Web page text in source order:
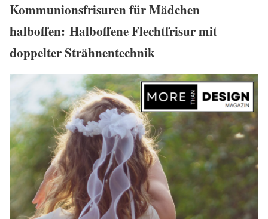
Kommunionsfrisuren für Mädchen
halboffen: Halboffene Flechtfrisur mit
doppelter Strähnentechnik